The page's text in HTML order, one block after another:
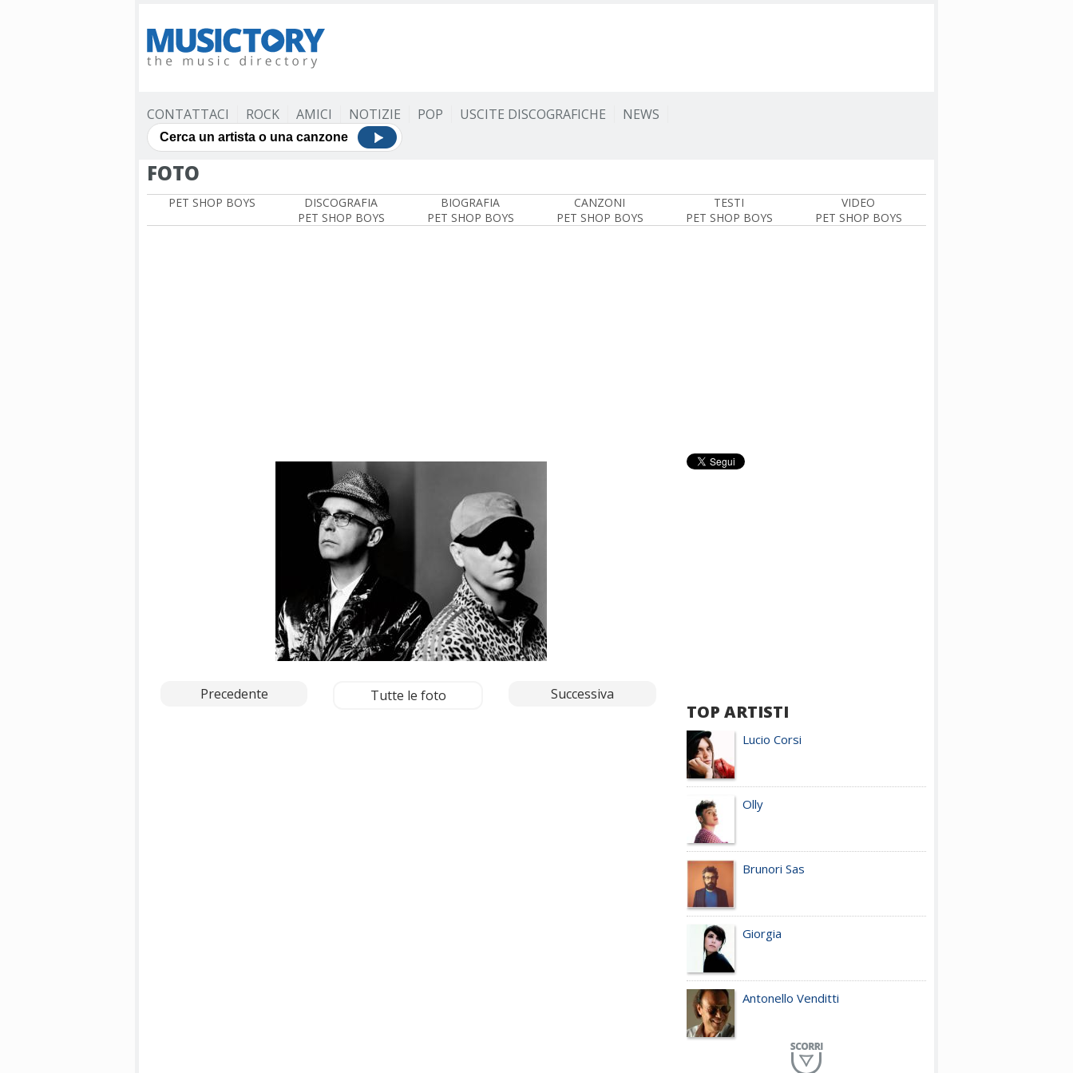
CONTATTACI ROCK AMICI NOTIZIE POP USCITE DISCOGRAFICHE NEWS
FOTO
PET SHOP BOYS
DISCOGRAFIA
PET SHOP BOYS
BIOGRAFIA
PET SHOP BOYS
CANZONI
PET SHOP BOYS
TESTI
PET SHOP BOYS
VIDEO
PET SHOP BOYS
Precedente Tutte le foto Successiva
TOP ARTISTI
Lucio Corsi
Olly
Brunori Sas
Giorgia
Antonello Venditti
Planet Funk